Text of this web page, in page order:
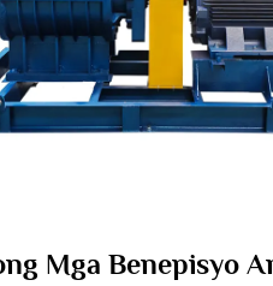
Mga Benepisyo